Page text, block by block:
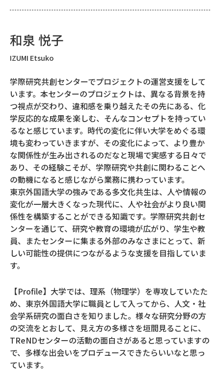
和泉 悦子
IZUMI Etsuko
学際研究共創センターでプロジェクトの運営支援をして
います。本センターのプロジェクトは、異なる背景を持
つ視点が交わり、違和感を乗り越えたその先にある、化
学反応的な成果を楽しむ、そんなコンセプトを持ってい
るなと感じています。時代の変化に伴い大学をめぐる環
境も変わっていきますが、その変化によって、より豊か
な関係性が生み出されるのだなと現場で実感する日々で
あり、その経験こそが、学際研究や共創に関わることへ
の動機になると感じながら業務に携わっています。
東京外国語大学の強みである多文化共生は、人や情報の
変化が一層大きくなった現代に、人や社会がより良い関
係性を構築することができる知識です。学際研究共創セ
ンターを通じて、研究や教育の環境が広がり、学生や教
員、またセンターに集まる外部のみなさまにとって、新
しい可能性の提供につながるような支援を目指していま
す。
【Profile】大学では、理系（物理学）を専攻していたた
め、東京外国語大学に職員として入ってから、人文・社
会学系研究の面白さを知りました。様々な研究分野の方
の交流をとおして、見え方の多様さを垣間見ることに、
TReNDセンターの活動の面白さがあると思っていますの
で、多様な出会いをプロデュースできたらいいなと思っ
ています。